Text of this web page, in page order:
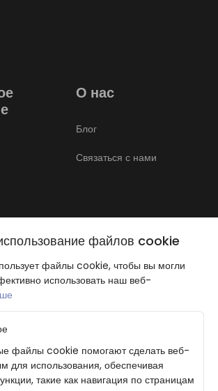
файлов cookie
файлы cookie, чтобы вы могли
использовать наш веб-
файлы cookie помогают сделать веб-
для использования, обеспечивая
такие как навигация по страницам
О нас
Блог
Связаться с нами
kvalificētu darba ņēmēju piesaistei.
informācijas pakalpojuma izstrāde, kas
digitalizēt uzņēmuma procesus.
mobilo lietotņu un pašapkalpošanās